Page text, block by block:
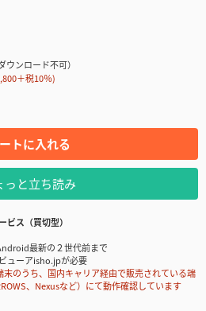
ウンロード不可）
＋税10％)
トに入れる
っと立ち読み
ビス（買切型）
最新の２世代前まで
ューアisho.jpが必要
のうち、国内キャリア経由で販売されている端
、Nexusなど）にて動作確認しています